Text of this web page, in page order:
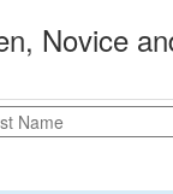
Novice